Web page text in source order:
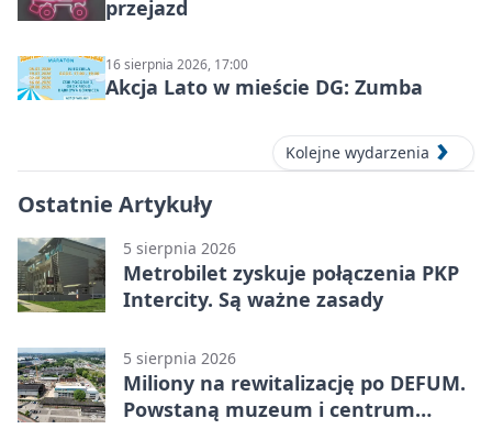
przejazd
16 sierpnia 2026, 17:00
Akcja Lato w mieście DG: Zumba
Kolejne wydarzenia
Ostatnie Artykuły
5 sierpnia 2026
Metrobilet zyskuje połączenia PKP
Intercity. Są ważne zasady
5 sierpnia 2026
Miliony na rewitalizację po DEFUM.
Powstaną muzeum i centrum